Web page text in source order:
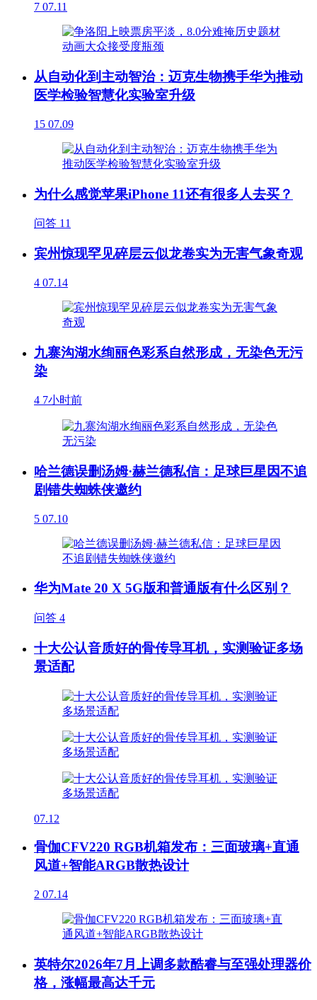
7 07.11
从自动化到主动智治：迈克生物携手华为推动
医学检验智慧化实验室升级
15 07.09
为什么感觉苹果iPhone 11还有很多人去买？
问答 11
宾州惊现罕见碎层云似龙卷实为无害气象奇观
4 07.14
九寨沟湖水绚丽色彩系自然形成，无染色无污
染
4 7小时前
哈兰德误删汤姆·赫兰德私信：足球巨星因不追
剧错失蜘蛛侠邀约
5 07.10
华为Mate 20 X 5G版和普通版有什么区别？
问答 4
十大公认音质好的骨传导耳机，实测验证多场
景适配
07.12
骨伽CFV220 RGB机箱发布：三面玻璃+直通
风道+智能ARGB散热设计
2 07.14
英特尔2026年7月上调多款酷睿与至强处理器价
格，涨幅最高达千元